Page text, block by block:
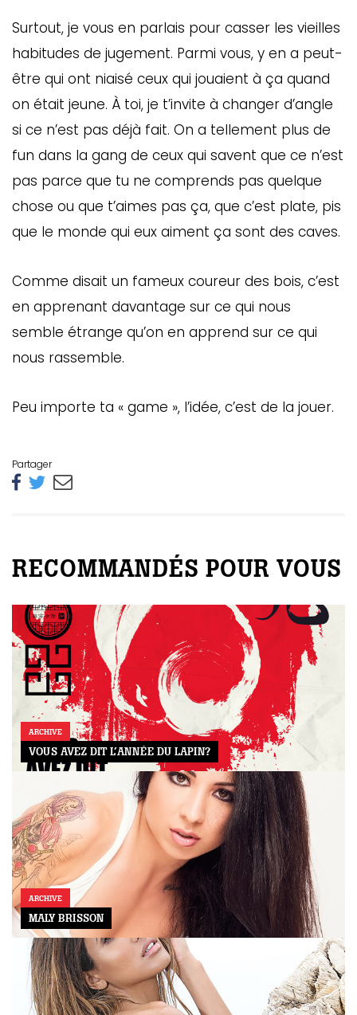
Surtout, je vous en parlais pour casser les vieilles
habitudes de jugement. Parmi vous, y en a peut-
être qui ont niaisé ceux qui jouaient à ça quand
on était jeune. À toi, je t’invite à changer d’angle
si ce n’est pas déjà fait. On a tellement plus de
fun dans la gang de ceux qui savent que ce n’est
pas parce que tu ne comprends pas quelque
chose ou que t’aimes pas ça, que c’est plate, pis
que le monde qui eux aiment ça sont des caves.
Comme disait un fameux coureur des bois, c’est
en apprenant davantage sur ce qui nous
semble étrange qu’on en apprend sur ce qui
nous rassemble.
Peu importe ta « game », l’idée, c’est de la jouer.
Partager
RECOMMANDÉS POUR VOUS
ARCHIVE
VOUS AVEZ DIT L’ANNÉE DU LAPIN?
ARCHIVE
MALY BRISSON